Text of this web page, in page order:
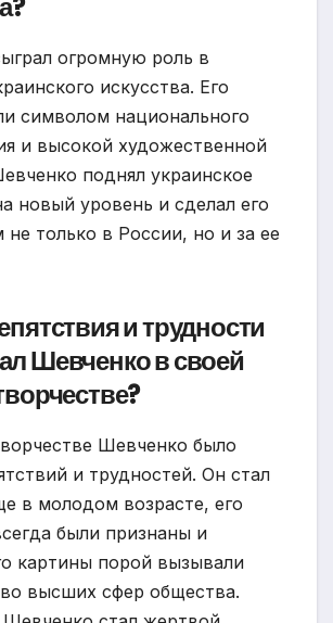
огромную роль в
искусства. Его
символом национального
и высокой художественной
поднял украинское
новый уровень и сделал его
не только в России, но и за ее
и трудности
Шевченко в своей
Шевченко было
и трудностей. Он стал
в молодом возрасте, его
были признаны и
картины порой вызывали
высших сфер общества.